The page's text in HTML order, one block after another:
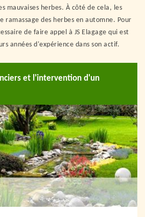
mauvaises herbes. À côté de cela, les
ramassage des herbes en automne. Pour
de faire appel à JS Elagage qui est
années d'expérience dans son actif.
et l'intervention d'un